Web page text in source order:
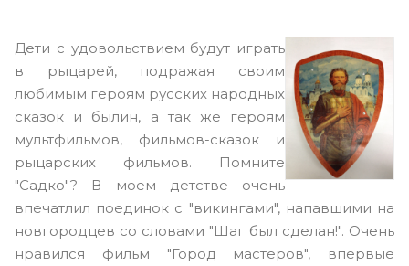
Дети с удовольствием будут играть
в рыцарей, подражая своим
любимым героям русских народных
сказок и былин, а так же героям
мультфильмов, фильмов-сказок и
рыцарских фильмов. Помните
"Садко"? В моем детстве очень
впечатлил поединок с "викингами", напавшими на
новгородцев со словами "Шаг был сделан!". Очень
нравился фильм "Город мастеров", впервые